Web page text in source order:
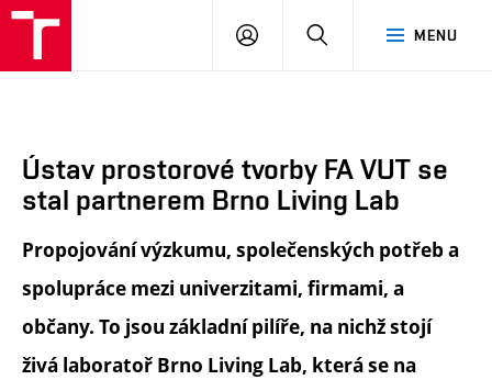
MENU
PŘIHLÁSIT
Ústav prostorové tvorby FA VUT se
stal partnerem Brno Living Lab
Propojování výzkumu, společenských potřeb a
spolupráce mezi univerzitami, firmami, a
občany. To jsou základní pilíře, na nichž stojí
živá laboratoř Brno Living Lab, která se na